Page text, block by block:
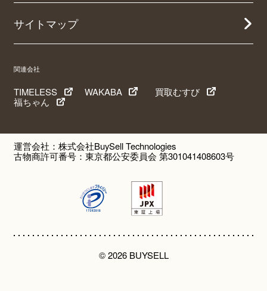
サイトマップ
関連会社
TIMELESS WAKABA
買取むすび
福ちゃん
運営会社：株式会社BuySell Technologies
古物商許可番号：東京都公安委員会 第301041408603号
© 2026 BUYSELL